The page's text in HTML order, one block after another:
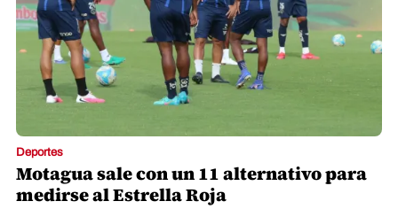
Deportes
Motagua sale con un 11 alternativo para
medirse al Estrella Roja